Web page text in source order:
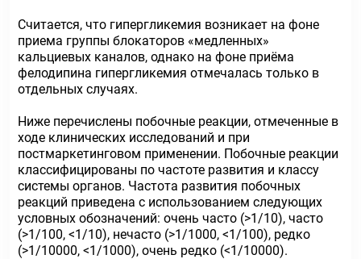
Считается, что гипергликемия возникает на фоне
приема группы блокаторов «медленных»
кальциевых каналов, однако на фоне приёма
фелодипина гипергликемия отмечалась только в
отдельных случаях.
Ниже перечислены побочные реакции, отмеченные в
ходе клинических исследований и при
постмаркетинговом применении. Побочные реакции
классифицированы по частоте развития и классу
системы органов. Частота развития побочных
реакций приведена с использованием следующих
условных обозначений: очень часто (>1/10), часто
(>1/100, <1/10), нечасто (>1/1000, <1/100), редко
(>1/10000, <1/1000), очень редко (<1/10000).